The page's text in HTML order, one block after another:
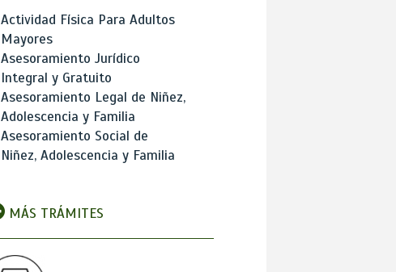
Actividad Física Para Adultos
Mayores
Asesoramiento Jurídico
Integral y Gratuito
Asesoramiento Legal de Niñez,
Adolescencia y Familia
Asesoramiento Social de
Niñez, Adolescencia y Familia
MÁS TRÁMITES